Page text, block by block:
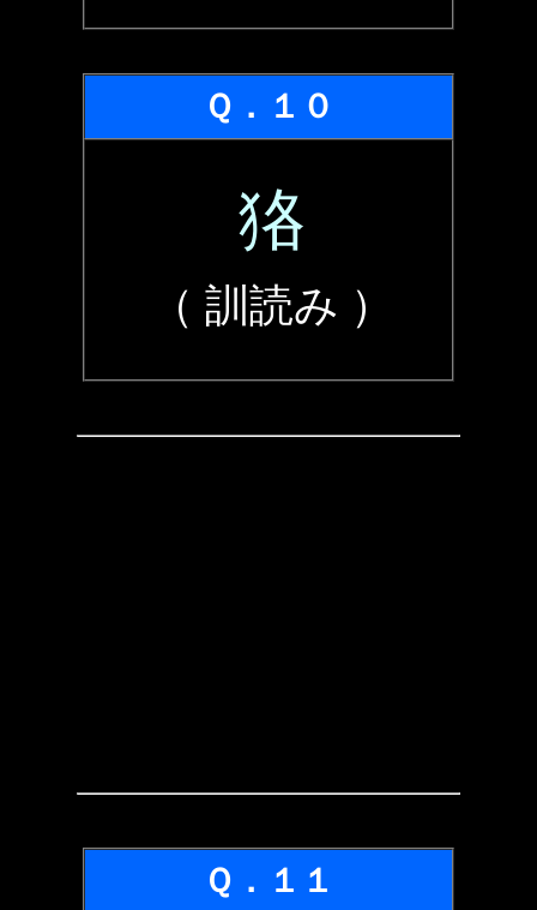
Ｑ．１０
狢
（ 訓読み ）
Ｑ．１１